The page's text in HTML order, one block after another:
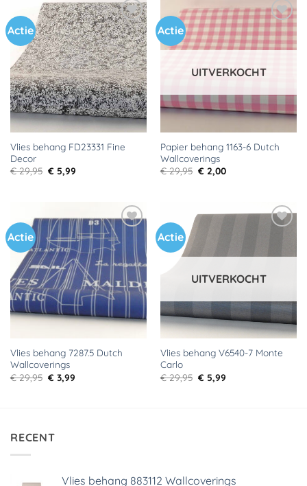
Actie
Toevoegen
aan
verlanglijst
Vlies behang FD23331 Fine
Decor
€29,95 Oorspronkelijke
prijs
€ 5,99Huidige
Actie
Toevoegen
aan
verlanglijst
UITVERKOCHT
Papier behang 1163-6 Dutch
Wallcoverings
€29,95 Oorspronkelijke
prijs
€ 2,00Huidige
Actie
Toevoegen
aan
verlanglijst
Vlies behang 7287.5 Dutch
Wallcoverings
€29,95 Oorspronkelijke
prijs
€ 3,99Huidige
Actie
verlanglijst
UITVERKOCHT
Vlies behang V6540-7 Monte
Carlo
€29,95 Oorspronkelijke
prijs
€ 5,99Huidige
RECENT
Vlies behang 883112 Wallcoverings